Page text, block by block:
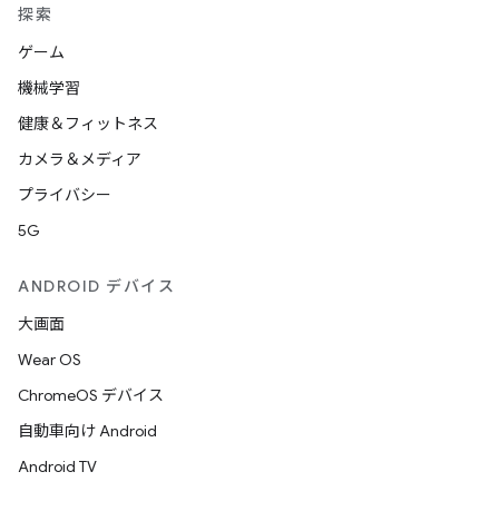
探索
ゲーム
機械学習
健康＆フィットネス
カメラ＆メディア
プライバシー
5G
ANDROID デバイス
大画面
Wear OS
ChromeOS デバイス
自動車向け Android
Android TV